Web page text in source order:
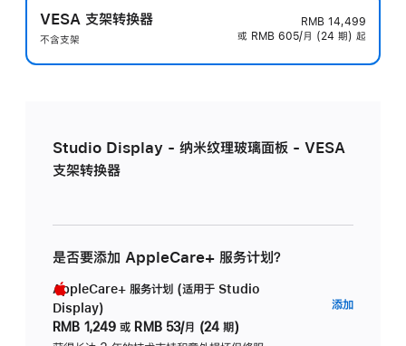
VESA 支架转换器
不含支架
RMB 14,499
或 RMB 605/月 (24 期) 起
Studio Display - 纳米纹理玻璃面板 - VESA
支架转换器
是否要添加 AppleCare+ 服务计划？
AppleCare+ 服务计划 (适用于 Studio
Display)
RMB 1,249 或 RMB 53/月 (24 期)
添加